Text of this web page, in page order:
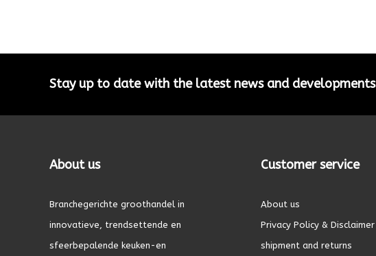
Stay up to date with the latest news and developments
About us
Branchegerichte groothandel in
innovatieve, trendsettende en
sfeerbepalende keuken-en
Customer service
About us
Privacy Policy & Disclaimer
shipment and returns